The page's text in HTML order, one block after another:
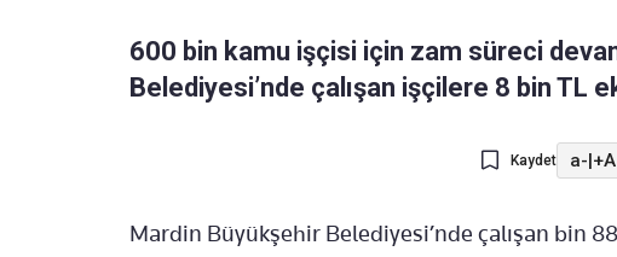
600 bin kamu işçisi için zam süreci
Belediyesi’nde çalışan işçilere 8 bin TL
Kaydet a-|+A
Mardin Büyükşehir Belediyesi’nde çalışan bin